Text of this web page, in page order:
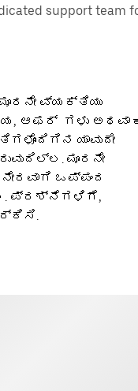
support team
ವ್ಯಕ್ತಿಯು
ಆಫರ್ ‌ ಗಳು ಅಥವಾ
ಯಾವುದೇ
ಮೂರನೇ
ಒಪ್ಪಂದ
ಪ್ರಶ್ನೆಗಳಿಗೆ,